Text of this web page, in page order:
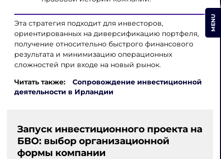
Эта стратегия подходит для инвесторов,
ориентированных на диверсификацию портфеля,
получение относительно быстрого финансового
результата и минимизацию операционных
сложностей при входе на новый рынок.
Читать также:
Сопровождение инвестиционной
деятельности в Ирландии
Запуск инвестиционного проекта на
БВО: выбор организационной
формы компании
MENU